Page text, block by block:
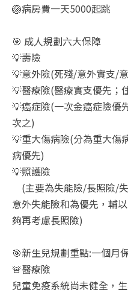
🏐病房費一天5000起跳
🎯 成人規劃六大保障
💡壽險
💡意外險(死殘/意外實支/
💡醫療險(醫療實支優先；
💡癌症險(一次金癌症險優
次之)
💡重大傷病險(分為重大傷
病優先)
💡照護險
(主要為失能險/長照險/
意外失能險和為優先，輔
夠再考慮長照險)
🎯新生兒規劃重點:一個月
🚨醫療險
兒童免疫系統尚未健全，